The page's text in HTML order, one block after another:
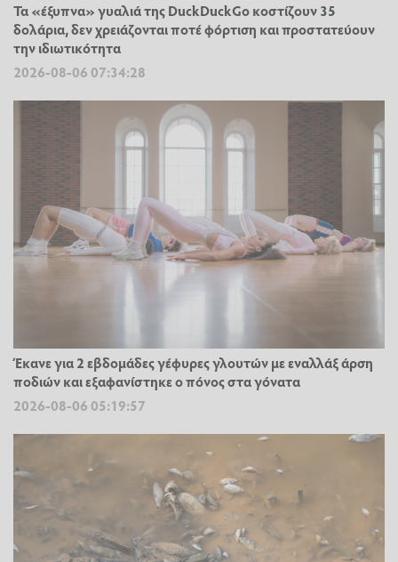
Τα «έξυπνα» γυαλιά της DuckDuckGo κοστίζουν 35
δολάρια, δεν χρειάζονται ποτέ φόρτιση και προστατεύουν
την ιδιωτικότητα
2026-08-06 07:34:28
Έκανε για 2 εβδομάδες γέφυρες γλουτών με εναλλάξ άρση
ποδιών και εξαφανίστηκε ο πόνος στα γόνατα
2026-08-06 05:19:57